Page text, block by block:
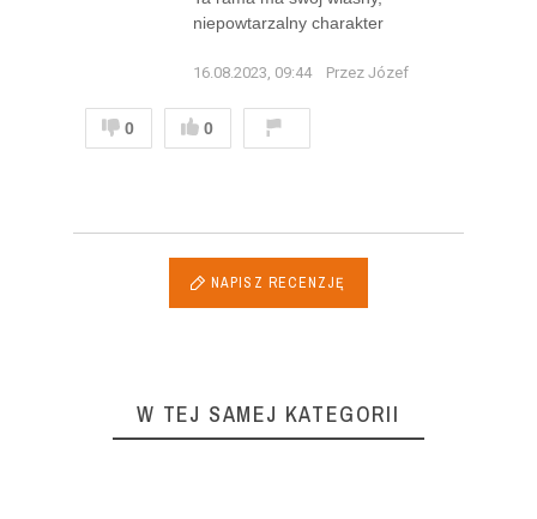
niepowtarzalny charakter
16.08.2023, 09:44 Przez Józef
0 0
NAPISZ RECENZJĘ
W TEJ SAMEJ KATEGORII